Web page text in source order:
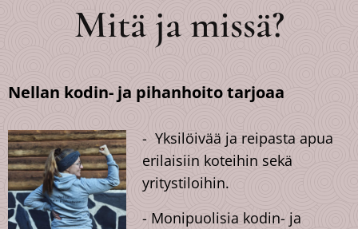
Mitä ja missä?
Nellan kodin- ja pihanhoito tarjoaa
- Yksilöivää ja reipasta apua
erilaisiin koteihin sekä
yritystiloihin.
- Monipuolisia kodin- ja